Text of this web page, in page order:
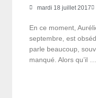
mardi 18 juillet 2017
En ce moment,
septembre, est
parle beaucoup,
manqué. Alors qu’il …